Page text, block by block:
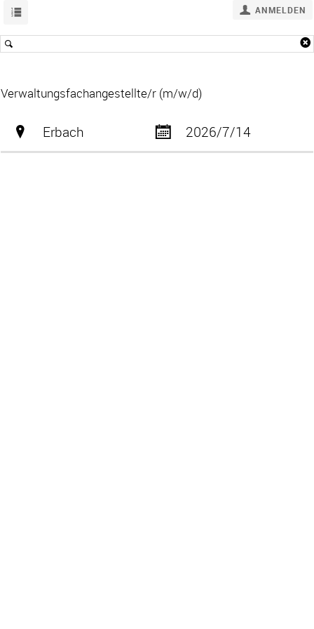
ANMELDEN
Verwaltungsfachangestellte/r (m/w/d)
Erbach 2026/7/14